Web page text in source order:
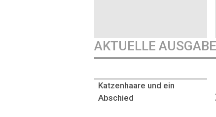
AKTUELLE AUSGABE
Katzenhaare und ein
Abschied